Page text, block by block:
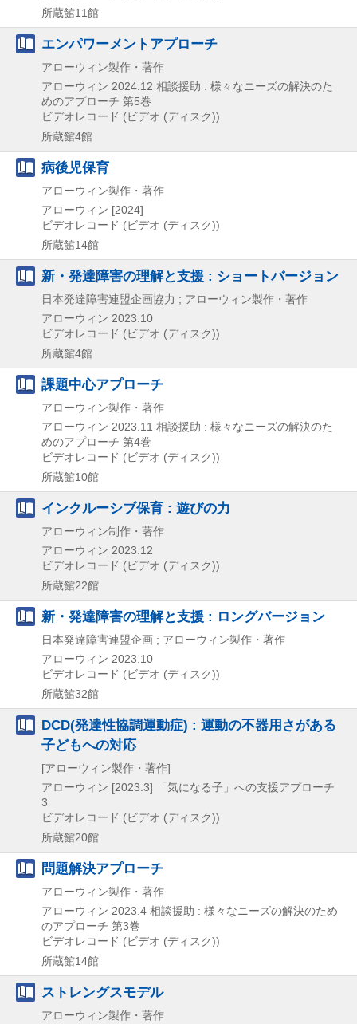
所蔵館11館
エンパワーメントアプローチ
アローウィン製作・著作
アローウィン 2024.12 相談援助 : 様々なニーズの解決のた
めのアプローチ 第5巻
ビデオレコード (ビデオ (ディスク))
所蔵館4館
病後児保育
アローウィン製作・著作
アローウィン [2024]
ビデオレコード (ビデオ (ディスク))
所蔵館14館
新・発達障害の理解と支援 : ショートバージョン
日本発達障害連盟企画協力 ; アローウィン製作・著作
アローウィン 2023.10
ビデオレコード (ビデオ (ディスク))
所蔵館4館
課題中心アプローチ
アローウィン製作・著作
アローウィン 2023.11 相談援助 : 様々なニーズの解決のた
めのアプローチ 第4巻
ビデオレコード (ビデオ (ディスク))
所蔵館10館
インクルーシブ保育 : 遊びの力
アローウィン制作・著作
アローウィン 2023.12
ビデオレコード (ビデオ (ディスク))
所蔵館22館
新・発達障害の理解と支援 : ロングバージョン
日本発達障害連盟企画 ; アローウィン製作・著作
アローウィン 2023.10
ビデオレコード (ビデオ (ディスク))
所蔵館32館
DCD(発達性協調運動症) : 運動の不器用さがある
子どもへの対応
[アローウィン製作・著作]
アローウィン [2023.3]
「気になる子」への支援アプローチ
3
ビデオレコード (ビデオ (ディスク))
所蔵館20館
問題解決アプローチ
アローウィン製作・著作
アローウィン 2023.4 相談援助 : 様々なニーズの解決のため
のアプローチ 第3巻
ビデオレコード (ビデオ (ディスク))
所蔵館14館
ストレングスモデル
アローウィン製作・著作